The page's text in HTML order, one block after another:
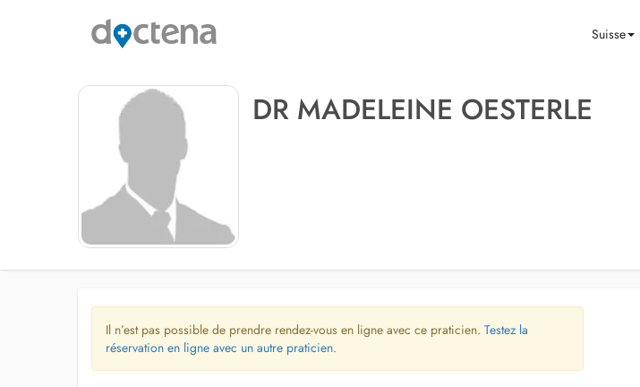
Suisse
DR MADELEINE OESTERLE
Il n’est pas possible de prendre rendez-vous en ligne avec ce praticien. Testez la
réservation en ligne avec un autre praticien.